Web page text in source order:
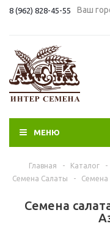
8 (962) 828-45-55 Ваш
МЕНЮ
Главная - Каталог -
Семена Салаты
- Семена
Семена